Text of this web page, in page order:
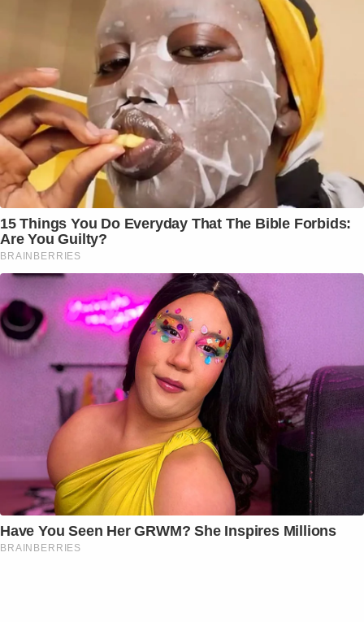
15 Things You Do Everyday That The Bible Forbids:
Are You Guilty?
BRAINBERRIES
Have You Seen Her GRWM? She Inspires Millions
BRAINBERRIES